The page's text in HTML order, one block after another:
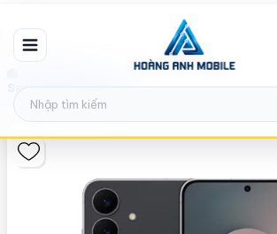
Samsung Galaxy S25 FE